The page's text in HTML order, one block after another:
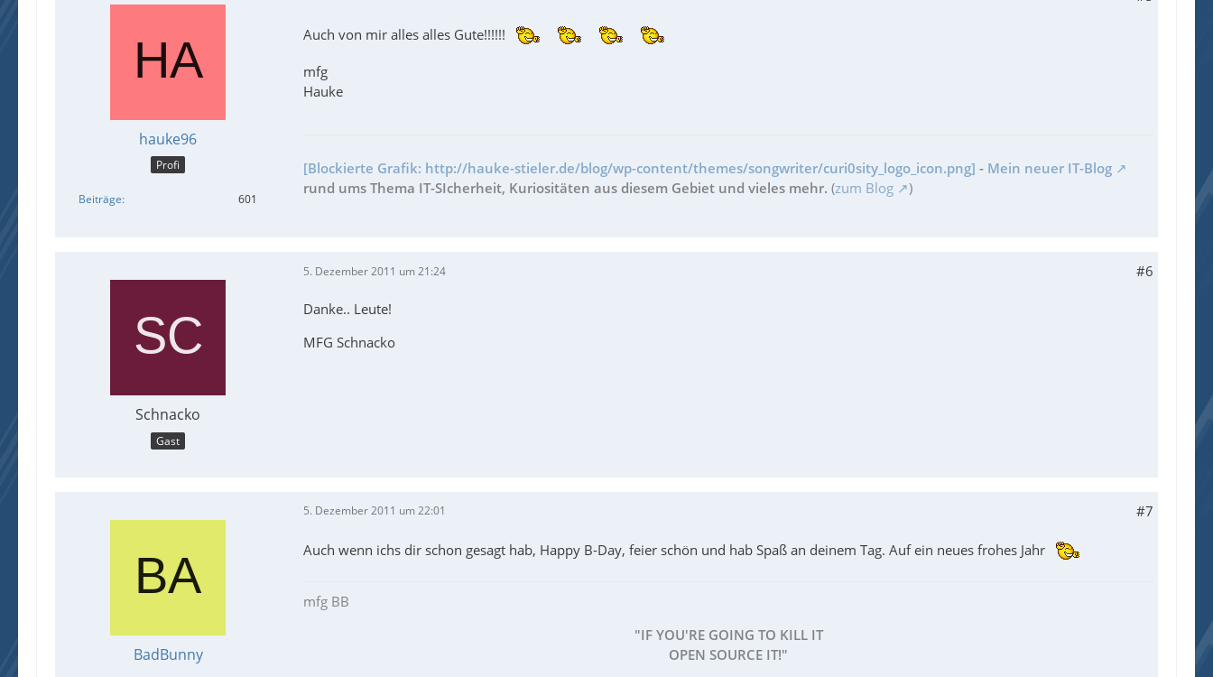
hauke96
Profi
Beiträge 601
Auch von mir alles alles Gute!!!!!!
mfg
Hauke
[Blockierte Grafik: http://hauke-stieler.de/blog/wp-content/themes/songwriter/curi0sity_logo_icon.png] - Mein neuer IT-Blog
rund ums Thema IT-SIcherheit, Kuriositäten aus diesem Gebiet und vieles mehr. (zum Blog )
Schnacko
Gast
5. Dezember 2011 um 21:24 #6
Danke.. Leute!
MFG Schnacko
BadBunny
5. Dezember 2011 um 22:01 #7
Auch wenn ichs dir schon gesagt hab, Happy B-Day, feier schön und hab Spaß an deinem Tag. Auf ein neues frohes Jahr
mfg BB
"IF YOU'RE GOING TO KILL IT
OPEN SOURCE IT!"